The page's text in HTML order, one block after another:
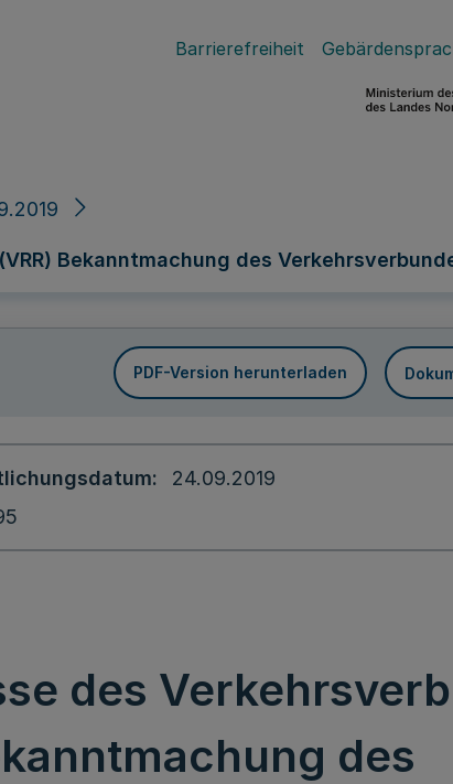
Barrierefreiheit
Bekanntmachung des
PDF-Version herunterladen
24.09.2019
des
des